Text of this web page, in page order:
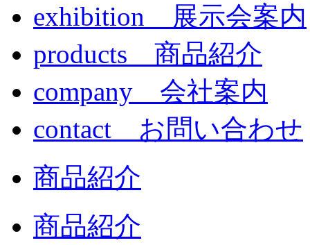
exhibition 展示会案内
products 商品紹介
company 会社案内
contact お問い合わせ
商品紹介
商品紹介